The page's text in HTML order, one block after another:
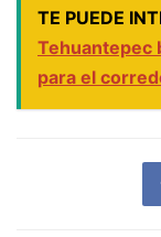
TE PUEDE
Tehuantepec
para el